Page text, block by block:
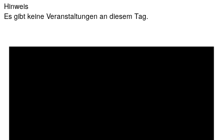
Hinweis
Es gibt keine Veranstaltungen an diesem Tag.